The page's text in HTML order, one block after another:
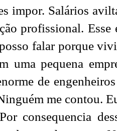
impor. Salários
profissional.
falar porque
uma pequena
de
me contou.
dessa